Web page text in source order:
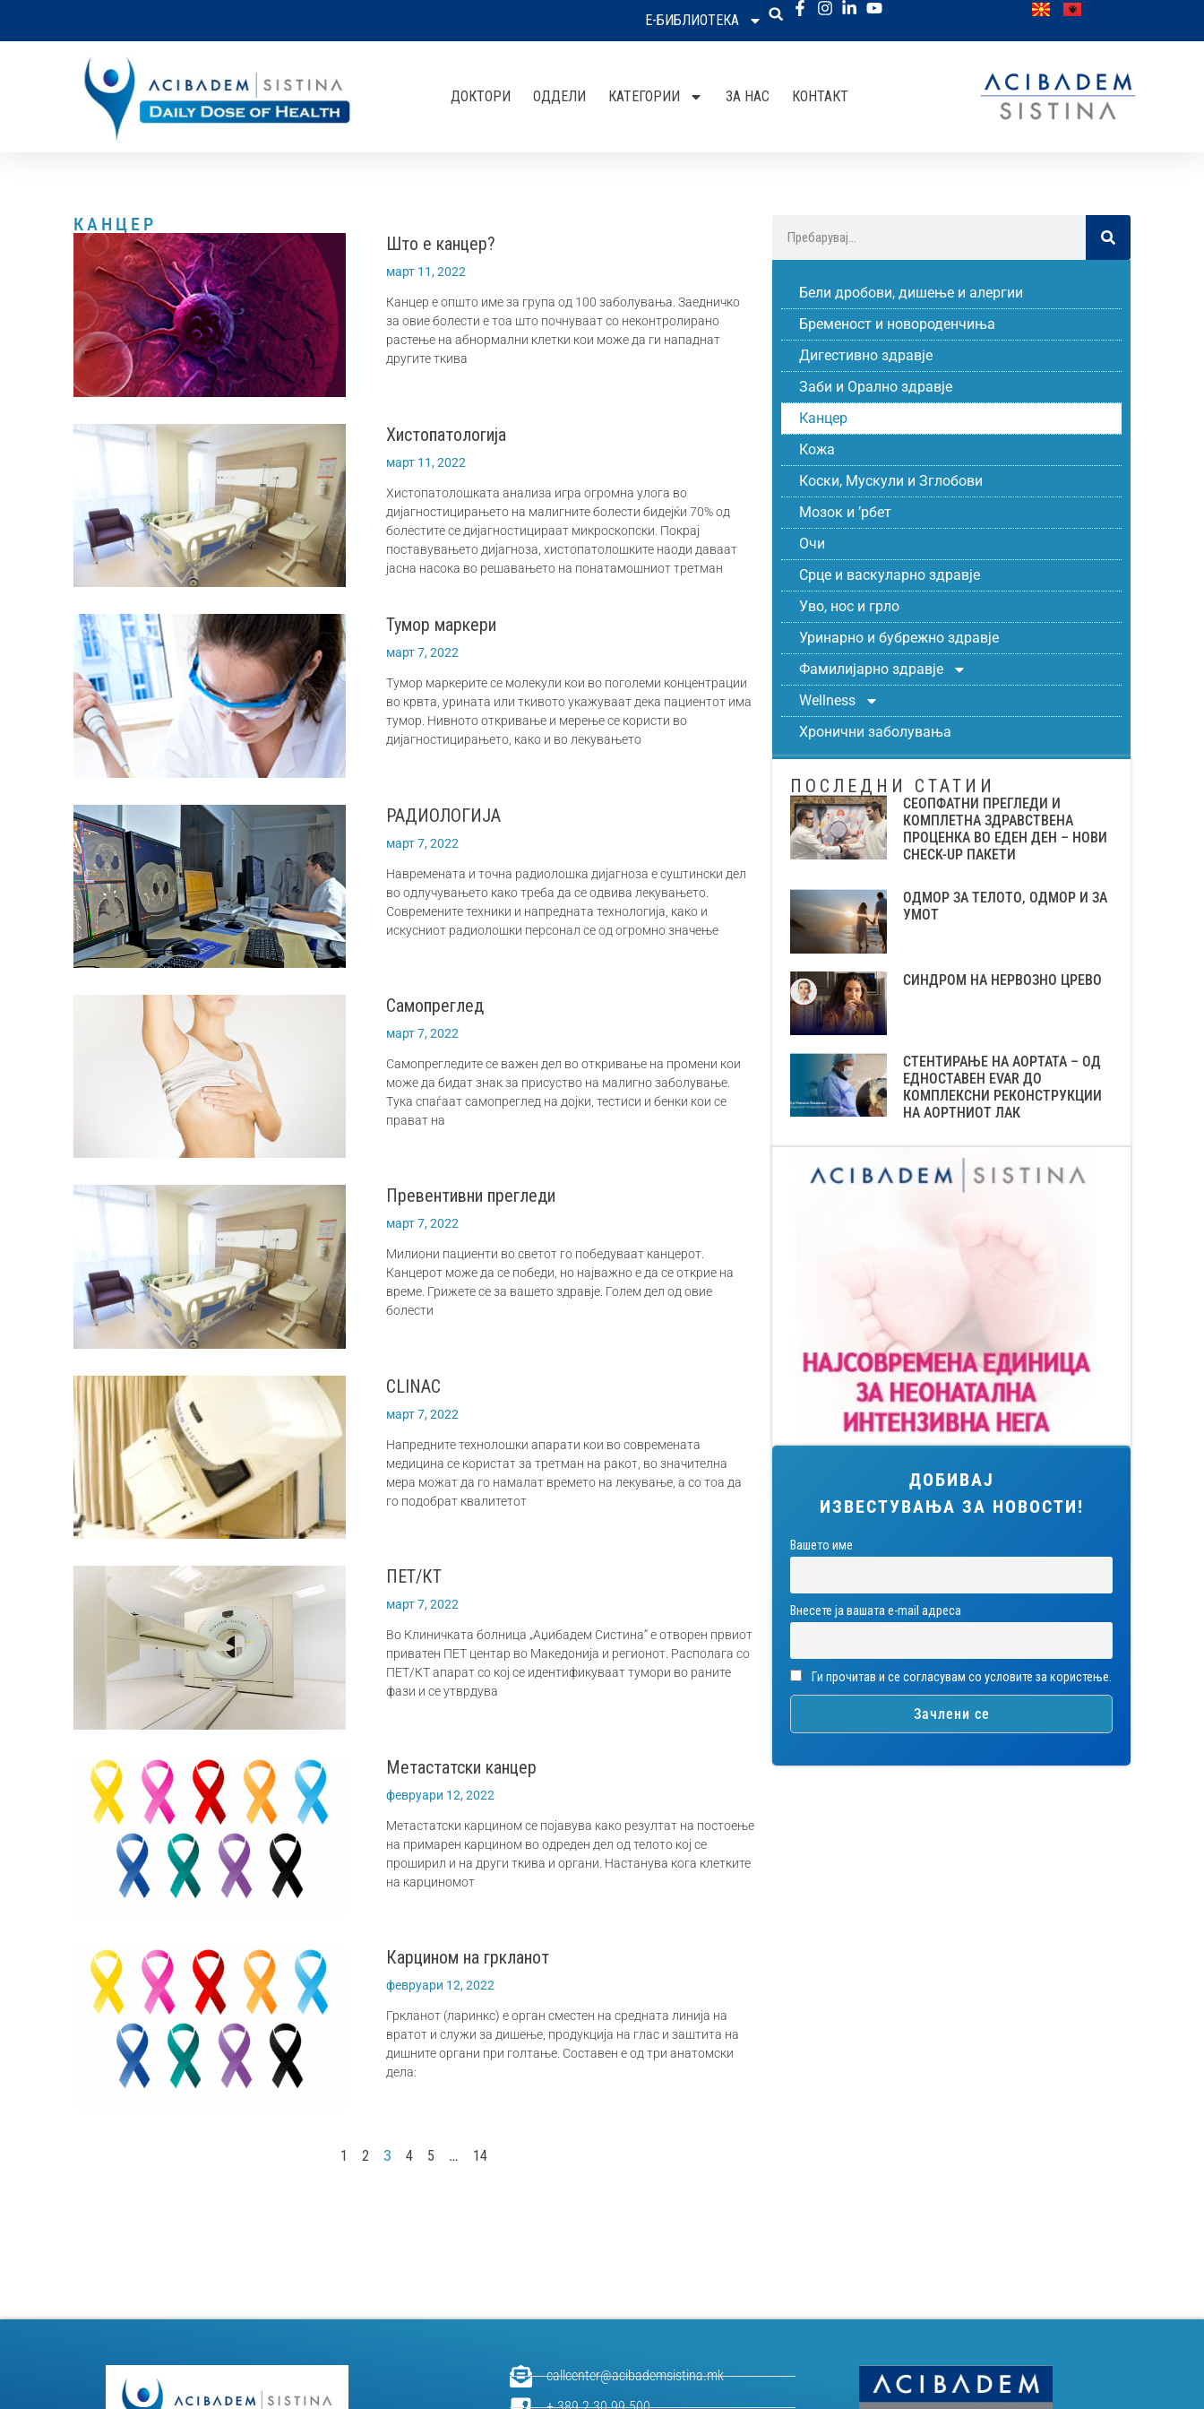
Е-БИБЛИОТЕКА
ДОКТОРИ ОДДЕЛИ КАТЕГОРИИ ЗА НАС КОНТАКТ
КАНЦЕР
Што е канцер?
март 11, 2022
Канцер е општо име за група од 100 заболувања. Заедничко
за овие болести е тоа што почнуваат со неконтролирано
растење на абнормални клетки кои може да ги нападнат
другите ткива
Хистопатологија
март 11, 2022
Хистопатолошката анализа игра огромна улога во
дијагностицирањето на малигните болести бидејќи 70% од
болестите се дијагностицираат микроскопски. Покрај
поставувањето дијагноза, хистопатолошките наоди даваат
јасна насока во решавањето на понатамошниот третман
Тумор маркери
март 7, 2022
Тумор маркерите се молекули кои во поголеми концентрации
во крвта, урината или ткивото укажуваат дека пациентот има
тумор. Нивното откривање и мерење се користи во
дијагностицирањето, како и во лекувањето
РАДИОЛОГИЈА
март 7, 2022
Навремената и точна радиолошка дијагноза е суштински дел
во одлучувањето како треба да се одвива лекувањето.
Современите техники и напредната технологија, како и
искусниот радиолошки персонал се од огромно значење
Самопреглед
март 7, 2022
Самопрегледите се важен дел во откривање на промени кои
може да бидат знак за присуство на малигно заболување.
Тука спаѓаат самопреглед на дојки, тестиси и бенки кои се
прават на
Превентивни прегледи
март 7, 2022
Милиони пациенти во светот го победуваат канцерот.
Канцерот може да се победи, но најважно е да се открие на
време. Грижете се за вашето здравје. Голем дел од овие
болести
CLINAC
март 7, 2022
Напредните технолошки апарати кои во современата
медицина се користат за третман на ракот, во значителна
мера можат да го намалат времето на лекување, а со тоа да
го подобрат квалитетот
ПЕТ/КТ
март 7, 2022
Во Клиничката болница „Аџибадем Систина“ е отворен првиот
приватен ПЕТ центар во Македонија и регионот. Располага со
ПЕТ/КТ апарат со кој се идентификуваат тумори во раните
фази и се утврдува
Метастатски канцер
февруари 12, 2022
Метастатски карцином се појавува како резултат на постоење
на примарен карцином во одреден дел од телото кој се
проширил и на други ткива и органи. Настанува кога клетките
на карциномот
Карцином на гркланот
февруари 12, 2022
Гркланот (ларинкс) е орган сместен на средната линија на
вратот и служи за дишење, продукција на глас и заштита на
дишните органи при голтање. Составен е од три анатомски
дела:
1 2 3 4 5 … 14
Бели дробови, дишење и алергии
Бременост и новороденчиња
Дигестивно здравје
Заби и Орално здравје
Канцер
Кожа
Коски, Мускули и Зглобови
Мозок и ’рбет
Очи
Срце и васкуларно здравје
Уво, нос и грло
Уринарно и бубрежно здравје
Фамилијарно здравје
Wellness
Хронични заболувања
ПОСЛЕДНИ СТАТИИ
СЕОПФАТНИ ПРЕГЛЕДИ И
КОМПЛЕТНА ЗДРАВСТВЕНА
ПРОЦЕНКА ВО ЕДЕН ДЕН – НОВИ
CHECK-UP ПАКЕТИ
ОДМОР ЗА ТЕЛОТО, ОДМОР И ЗА
УМОТ
СИНДРОМ НА НЕРВОЗНО ЦРЕВО
СТЕНТИРАЊЕ НА АОРТАТА – ОД
ЕДНОСТАВЕН EVAR ДО
КОМПЛЕКСНИ РЕКОНСТРУКЦИИ
НА АОРТНИОТ ЛАК
ДОБИВАЈ
ИЗВЕСТУВАЊА ЗА НОВОСТИ!
Вашето име
Внесете ја вашата е-mail адреса
Ги прочитав и се согласувам со условите за користење.
callcenter@acibademsistina.mk